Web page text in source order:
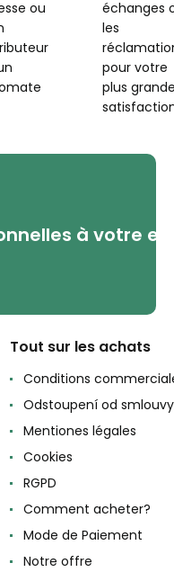
ou
échanges
les
pour votre
plus
à votre
Tout sur les achats
Conditions
Odstoupení od smlouvy
Mentiones légales
Cookies
RGPD
Comment acheter?
Mode de Paiement
Notre offre